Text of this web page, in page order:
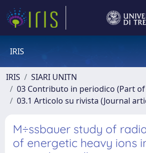
IRIS
IRIS
SIARI UNITN
03 Contributo in periodico (Part
03.1 Articolo su rivista (Journal
M÷ssbauer study of
of energetic heavy ions